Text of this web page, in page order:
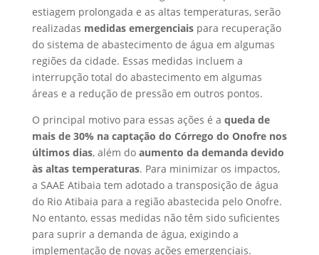
estiagem prolongada e as altas temperaturas, serão
realizadas medidas emergenciaispara recuperação
do sistema de abastecimento de água em algumas
regiões da cidade. Essas medidas incluem a
interrupção total do abastecimento em algumas
áreas e a redução de pressão em outros pontos.
O principal motivo para essas ações é a queda de
mais de 30% na captação do Córrego do Onofre nos
últimos dias, além do aumento da demanda devido
às altas temperaturas. Para minimizar os impactos,
a SAAE Atibaia tem adotado a transposição de água
do Rio Atibaia para a região abastecida pelo Onofre.
No entanto, essas medidas não têm sido suficientes
para suprir a demanda de água, exigindo a
implementação de novas ações emergenciais.